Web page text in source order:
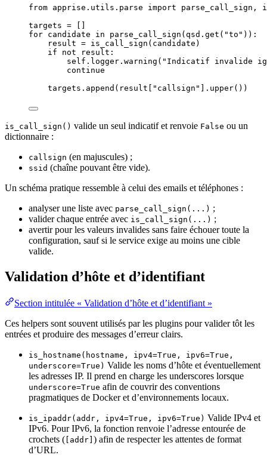
from apprise.utils.parse import parse_call_sign,
targets =
for candidate in parse_call_sign ( qsd. get ( "to " )):
result = is_call_sign ( candidate )
if
not result:
self .logger. warning ( " Indicatif invalide
continue
targets. append ( result " callsign " . upper())
is_call_sign() valide un seul indicatif et renvoie False ou un
dictionnaire :
callsign (en majuscules) ;
ssid (chaîne pouvant être vide).
Un schéma pratique ressemble à celui des emails et téléphones :
analyser une liste avec parse_call_sign(...) ;
valider chaque entrée avec is_call_sign(...) ;
avertir pour les valeurs invalides sans faire échouer toute la
configuration, sauf si le service exige au moins une cible
valide.
Validation d’hôte et d’identifiant
Section intitulée « Validation d’hôte et d’identifiant »
Ces helpers sont souvent utilisés par les plugins pour valider tôt les
entrées et produire des messages d’erreur clairs.
is_hostname(hostname, ipv4=True, ipv6=True,
underscore=True) Valide les noms d’hôte et éventuellement
les adresses IP. Il prend en charge les underscores lorsque
underscore=True afin de couvrir des conventions
pragmatiques de Docker et d’environnements locaux.
is_ipaddr(addr, ipv4=True, ipv6=True) Valide IPv4 et
IPv6. Pour IPv6, la fonction renvoie l’adresse entourée de
crochets ( [addr] ) afin de respecter les attentes de format
d’URL.